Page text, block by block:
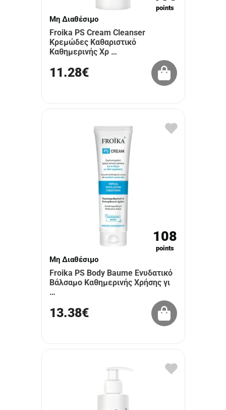
points
Μη Διαθέσιμο
Froika PS Cream Cleanser
Κρεμώδες Καθαριστικό
Καθημερινής Χρ …
11.28€
108
points
Μη Διαθέσιμο
Froika PS Body Baume Ενυδατικό
Βάλσαμο Καθημερινής Χρήσης γι
…
13.38€